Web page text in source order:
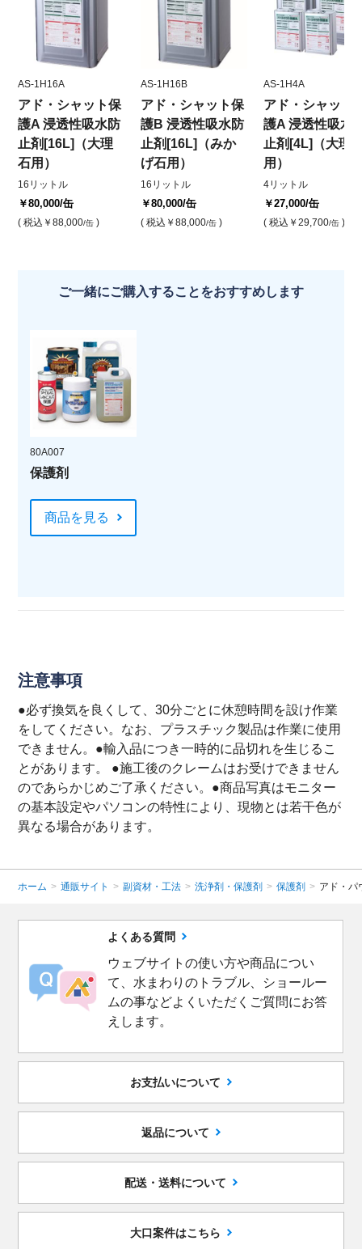
AS-1H16A
アド・シャット保
護A 浸透性吸水防
止剤[16L]（大理
石用）
16リットル
￥80,000/缶
( 税込 ￥88,000/缶 )
AS-1H16B
アド・シャット保
護B 浸透性吸水防
止剤[16L]（みか
げ石用）
16リットル
￥80,000/缶
( 税込 ￥88,000/缶 )
AS-1H4A
アド・シャット
護A 浸透性吸水
止剤[4L]（大理
用）
4リットル
￥27,000/缶
( 税込 ￥29,700/缶 )
ご一緒にご購入することをおすすめします
80A007
保護剤
商品を見る
注意事項
●必ず換気を良くして、30分ごとに休憩時間を設け作業
をしてください。なお、プラスチック製品は作業に使用
できません。●輸入品につき一時的に品切れを生じるこ
とがあります。 ●施工後のクレームはお受けできません
のであらかじめご了承ください。●商品写真はモニター
の基本設定やパソコンの特性により、現物とは若干色が
異なる場合があります。
ホーム > 通販サイト > 副資材・工法 > 洗浄剤・保護剤 > 保護剤 > アド・パ
よくある質問
ウェブサイトの使い方や商品につい
て、水まわりのトラブル、ショールー
ムの事などよくいただくご質問にお答
えします。
お支払いについて
返品について
配送・送料について
大口案件はこちら